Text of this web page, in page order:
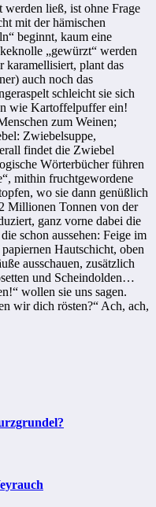
werden ließ, ist ohne Frage
mit der hämischen
beginnt, kaum eine
„gewürzt“ werden
plant das
auch noch das
schleicht sie sich
wie Kartoffelpuffer ein!
zum Weinen;
Zwiebelsuppe,
findet die Zwiebel
Wörterbücher führen
mithin fruchtgewordene
wo sie dann genüßlich
Millionen Tonnen von der
ganz vorne dabei die
schon aussehen: Feige im
Hautschicht, oben
ausschauen, zusätzlich
und Scheindolden…
wollen sie uns sagen.
wir dich rösten?“ Ach, ach,